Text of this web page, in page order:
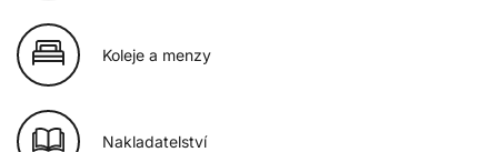
Koleje a menzy
Nakladatelství